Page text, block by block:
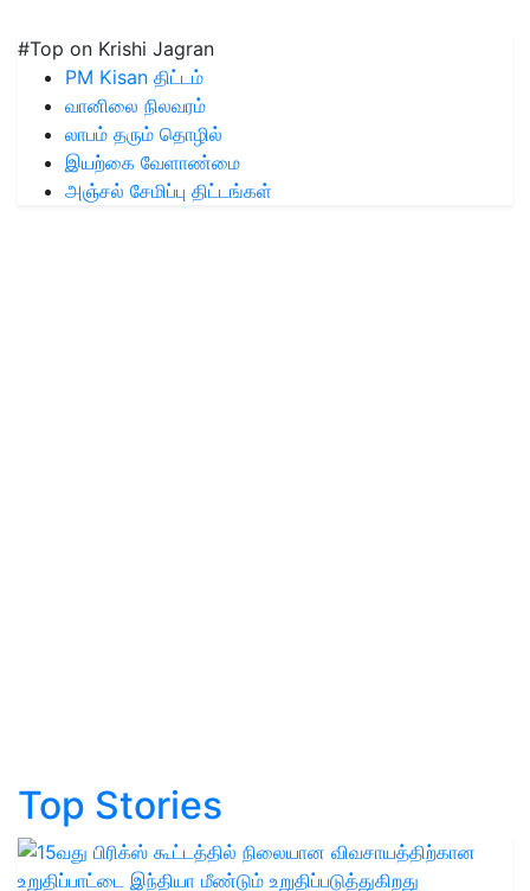
#Top on Krishi Jagran
PM Kisan திட்டம்
வானிலை நிலவரம்
லாபம் தரும் தொழில்
இயற்கை வேளாண்மை
அஞ்சல் சேமிப்பு திட்டங்கள்
Top Stories